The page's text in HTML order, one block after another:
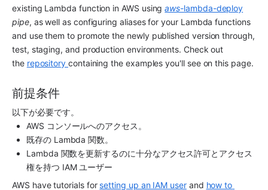
existing Lambda function in AWS using aws-lambda-deploy
pipe, as well as configuring aliases for your Lambda functions
and use them to promote the newly published version through,
test, staging, and production environments. Check out
the repository containing the examples you'll see on this page.
前提条件
以下が必要です。
AWS コンソールへのアクセス。
既存の Lambda 関数。
Lambda 関数を更新するのに十分なアクセス許可とアクセス
権を持つ IAM ユーザー
AWS have tutorials for setting up an IAM user and how to